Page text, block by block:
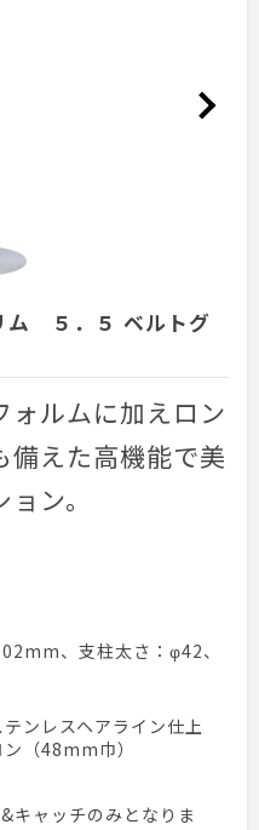
ム ５．５ ベルトグ
ォルムに加えロン
備えた高機能で美
ン。
、支柱太さ：φ42、
ンレスヘアライン仕上
（48mm巾）
ャッチのみとなりま